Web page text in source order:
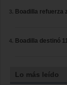
Boadilla refuerza
Boadilla destinó
Lo más leído